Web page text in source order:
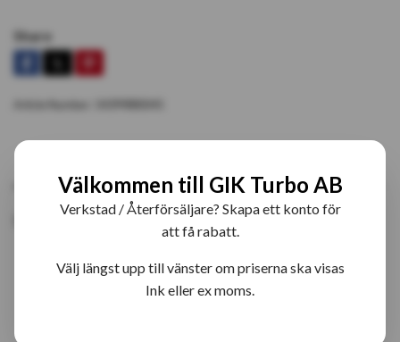
Share
5439-0045 BV39 Bytesturbo
Välkommen till GIK Turbo AB
Verkstad / Återförsäljare? Skapa ett konto för
att få rabatt.
Välj längst upp till vänster om priserna ska visas
Ink eller ex moms.